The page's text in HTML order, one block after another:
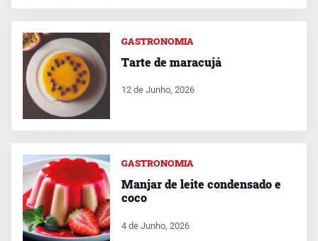
GASTRONOMIA
Tarte de maracujá
12 de Junho, 2026
GASTRONOMIA
Manjar de leite condensado e
coco
4 de Junho, 2026